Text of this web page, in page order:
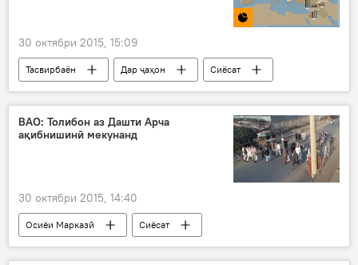
Қоҳир Расулзода
Карим Масимов
Андрей Кобяков
Узбакистон
вохурӣ
раҳбарон
ҳукуматҳо
кишварҳо
ИДИ
Дар Русия
ИДМ
30 октябри 2015, 15:09
Тасвирбаён Дар ҷаҳон
Сиёсат
Иҷтимоъ
Ҳамаи хабарҳо
ВАО: Толибон аз Дашти Арча
ақибнишинӣ мекунанд
30 октябри 2015, 14:40
Осиёи Марказӣ
Сиёсат
Амният ва мудофиа
Афғонистон